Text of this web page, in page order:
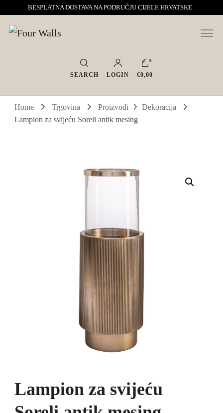
BESPLATNA DOSTAVA NA PODRUČJU CIJELE HRVATSKE
Four Walls
Sve za interijer po Vašoj mjeri. Salon namještaja, dekoracije i rasvjete.
Interijeri s karakterom
SEARCH LOGIN
0
€0,00
Home Trgovina Proizvodi
Dekoracija
Lampion za svijeću Soreli antik mesing
Lampion za svijeću